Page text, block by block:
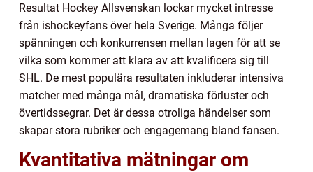
Resultat Hockey Allsvenskan lockar mycket intresse
från ishockeyfans över hela Sverige. Många följer
spänningen och konkurrensen mellan lagen för att se
vilka som kommer att klara av att kvalificera sig till
SHL. De mest populära resultaten inkluderar intensiva
matcher med många mål, dramatiska förluster och
övertidssegrar. Det är dessa otroliga händelser som
skapar stora rubriker och engagemang bland fansen.
Kvantitativa mätningar om